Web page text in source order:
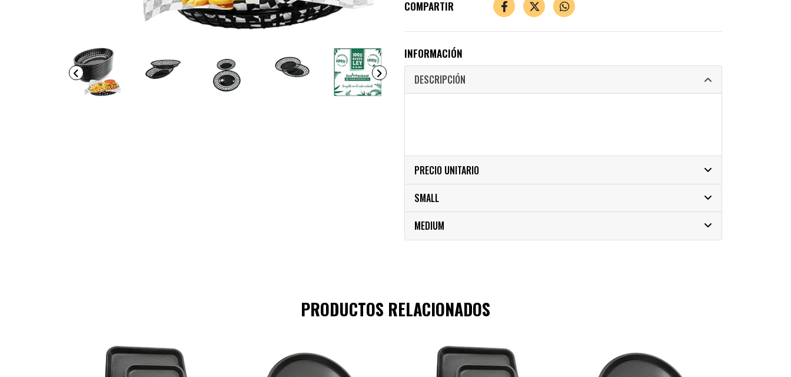
COMPARTIR
INFORMACIÓN
DESCRIPCIÓN
PRECIO UNITARIO
SMALL
MEDIUM
PRODUCTOS RELACIONADOS